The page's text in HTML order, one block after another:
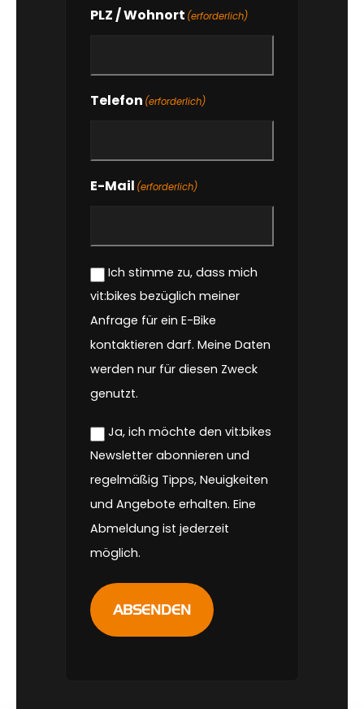
PLZ / Wohnort (erforderlich)
Telefon (erforderlich)
E-Mail (erforderlich)
Zustimmung(erforderlich)
Ich stimme zu, dass mich
vit:bikes bezüglich meiner
Anfrage für ein E-Bike
kontaktieren darf. Meine Daten
werden nur für diesen Zweck
genutzt.
Zustimmung
Newsletter
Ja, ich möchte den vit:bikes
Newsletter abonnieren und
regelmäßig Tipps, Neuigkeiten
und Angebote erhalten. Eine
Abmeldung ist jederzeit
möglich.
ABSENDEN